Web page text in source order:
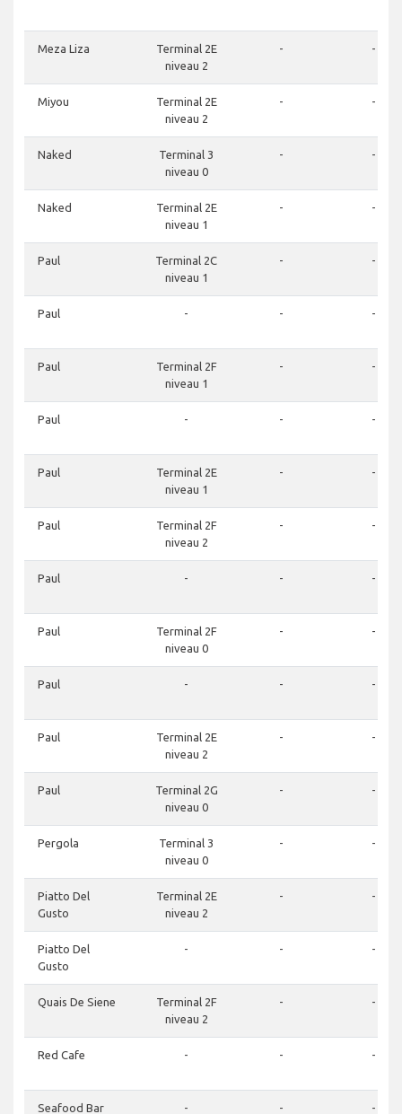
Meza Liza
Terminal 2E
niveau 2
- -
Miyou
Terminal 2E
niveau 2
- -
Naked
Terminal 3
niveau 0
- -
Naked
Terminal 2E
niveau 1
- -
Paul
Terminal 2C
niveau 1
- -
Paul - - -
Paul
Terminal 2F
niveau 1
- -
Paul - - -
Paul
Terminal 2E
niveau 1
- -
Paul
Terminal 2F
niveau 2
- -
Paul - - -
Paul
Terminal 2F
niveau 0
- -
Paul - - -
Paul
Terminal 2E
niveau 2
- -
Paul
Terminal 2G
niveau 0
- -
Pergola
Terminal 3
niveau 0
- -
Piatto Del
Gusto
Terminal 2E
niveau 2
- -
Piatto Del
Gusto
- - -
Quais De Siene
Terminal 2F
niveau 2
- -
Red Cafe - - -
Seafood Bar
- - -